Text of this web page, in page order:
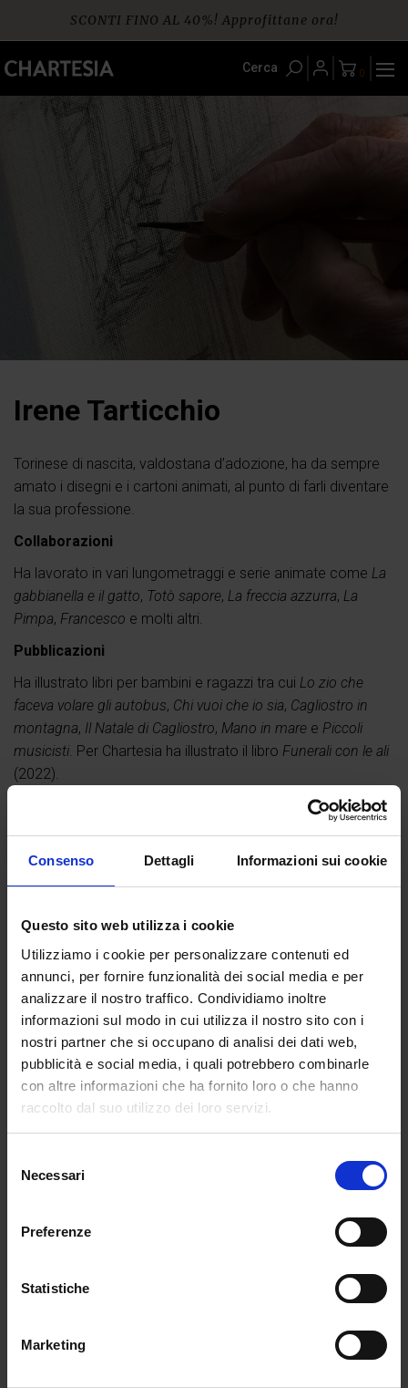
Consenso Dettagli Informazioni sui cookie
Questo sito web utilizza i cookie
Utilizziamo i cookie per personalizzare contenuti ed
annunci, per fornire funzionalità dei social media e per
analizzare il nostro traffico. Condividiamo inoltre
informazioni sul modo in cui utilizza il nostro sito con i
nostri partner che si occupano di analisi dei dati web,
pubblicità e social media, i quali potrebbero combinarle
con altre informazioni che ha fornito loro o che hanno
raccolto dal suo utilizzo dei loro servizi.
delNecessari
Preferenze
Statistiche
Marketing
content
SCONTI FINO AL 40%! Approfittane ora!
Spedizione gratuita per ordini da € 60
Cerca 0
Irene Tarticchio
Torinese di nascita, valdostana d’adozione, ha da sempre
amato i disegni e i cartoni animati, al punto di farli diventare
la sua professione.
Collaborazioni
Ha lavorato in vari lungometraggi e serie animate come La
gabbianella e il gatto, Totò sapore, La freccia azzurra, La
Pimpa, Francesco e molti altri.
Pubblicazioni
Ha illustrato libri per bambini e ragazzi tra cui Lo zio che
faceva volare gli autobus, Chi vuoi che io sia, Cagliostro in
montagna, Il Natale di Cagliostro, Mano in mare e Piccoli
musicisti. Per Chartesia ha illustrato il libro Funerali con le ali
(2022).